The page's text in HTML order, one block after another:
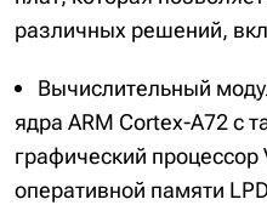
различных решений,
Вычислительный
ядра ARM Cortex-A72 с
графический процессор
оперативной памяти